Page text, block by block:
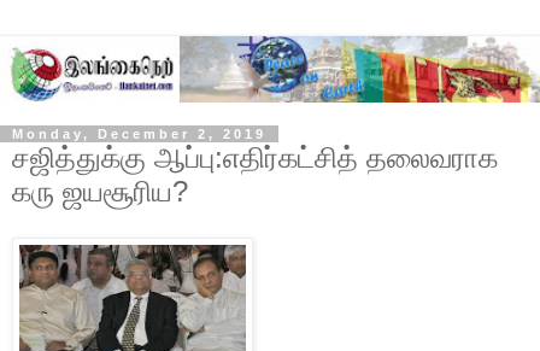
Monday, December 2, 2019
சஜித்துக்கு ஆப்பு:எதிர்கட்சித் தலைவராக
கரு ஜயசூரிய?